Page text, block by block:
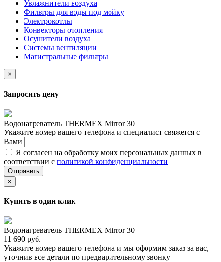
Увлажнители воздуха
Фильтры для воды под мойку
Электрокотлы
Конвекторы отопления
Осушители воздуха
Системы вентиляции
Магистральные фильтры
×
Запросить цену
Водонагреватель THERMEX Mirror 30
Укажите номер вашего телефона и специалист свяжется с
Вами
Я согласен на обработку моих персональных данных в
соответствии с политикой конфиденциальности
Отправить
×
Купить в один клик
Водонагреватель THERMEX Mirror 30
11 690 руб.
Укажите номер вашего телефона и мы оформим заказ за вас,
уточнив все детали по предварительному звонку